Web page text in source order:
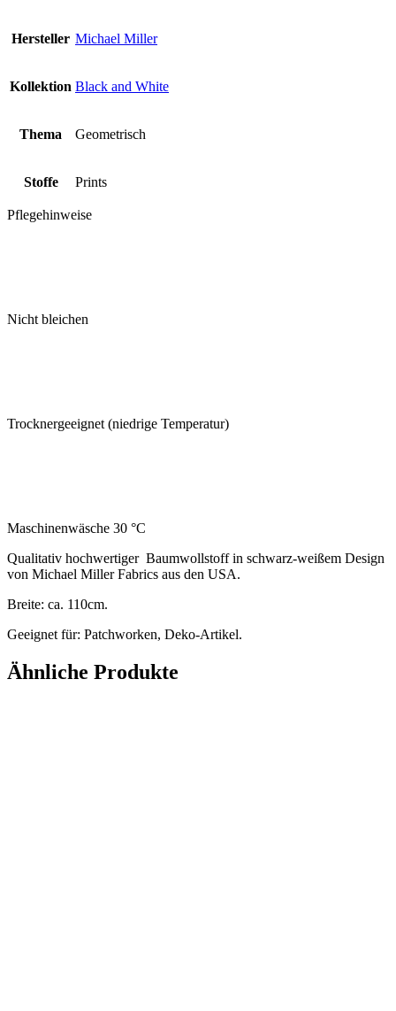
Hersteller Michael Miller
Kollektion Black and White
Thema Geometrisch
Stoffe Prints
Pflegehinweise
Nicht bleichen
Trocknergeeignet (niedrige Temperatur)
Maschinenwäsche 30 °C
Qualitativ hochwertiger Baumwollstoff in schwarz-weißem Design
von Michael Miller Fabrics aus den USA.
Breite: ca. 110cm.
Geeignet für: Patchworken, Deko-Artikel.
Ähnliche Produkte